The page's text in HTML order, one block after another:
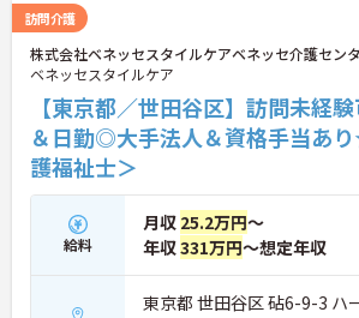
で1対1のケアにじっくり専念でき、介護保険
どの専門知識も身につきます。年間休日113日
期・後期特別休暇含む）に加え、未就学児1人
き月1万円の保育手当や医療費補助など大手な
はの福利厚生が完備されており、安心して長
続けられる魅力的な職場です。
★おすすめPOINT★
＜未経験でも安心！「必ず同行」の丁寧なフォ
体制＞訪問介護が初めての方やブランクがある
も安心してスタートできるよう、手厚いサポー
制が整っています。引き継ぎの際は、書面だけ
ませることはなく、必ず先輩スタッフが同行
寧に指導を行います。 ご利用者様の住み慣れた
訪問介護
株式会社ベネッセスタイルケアベネッセ介護セン
ベネッセスタイルケア
【東京都／世田谷区】訪問未経
＆日勤◎大手法人＆資格手当あ
護福祉士＞
給料
月収 25.2万円～
年収331万円～想定年収
東京都 世田谷区 砧6-9-3 ハ